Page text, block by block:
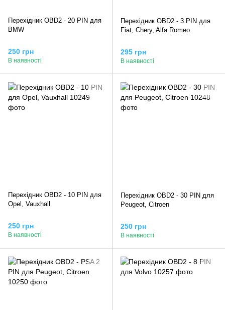
Перехідник OBD2 - 20 PIN для
BMW
250 грн
В наявності
Перехідник OBD2 - 3 PIN для
Fiat, Chery, Alfa Romeo
295 грн
В наявності
Перехідник OBD2 - 10 PIN для
Opel, Vauxhall
250 грн
В наявності
Перехідник OBD2 - 30 PIN для
Peugeot, Citroen
250 грн
В наявності